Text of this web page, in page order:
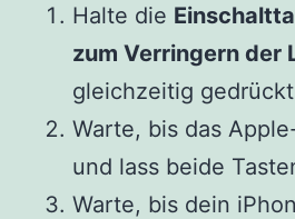
Halte die
zum Verringern der
gleichzeitig
Warte, bis das
und lass beide
Warte, bis dein